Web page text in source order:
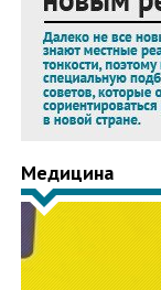
Медицина